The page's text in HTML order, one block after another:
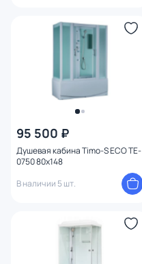
95 500 ₽
Душевая кабина Timo-S ECO TE-
0750 80x148
В наличии 5 шт.